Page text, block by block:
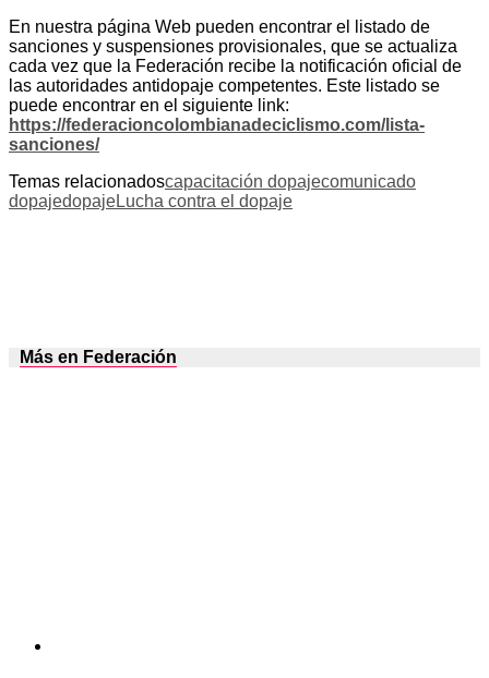
En nuestra página Web pueden encontrar el listado de
sanciones y suspensiones provisionales, que se actualiza
cada vez que la Federación recibe la notificación oficial de
las autoridades antidopaje competentes. Este listado se
puede encontrar en el siguiente link:
https://federacioncolombianadeciclismo.com/lista-
sanciones/
Temas relacionadoscapacitación dopajecomunicado
dopajedopajeLucha contra el dopaje
Más en Federación